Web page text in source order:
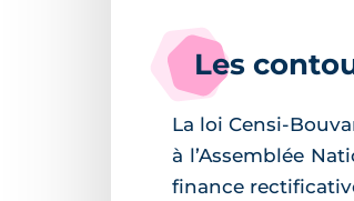
Les
La loi Censi-
à l’Assemblée
finance